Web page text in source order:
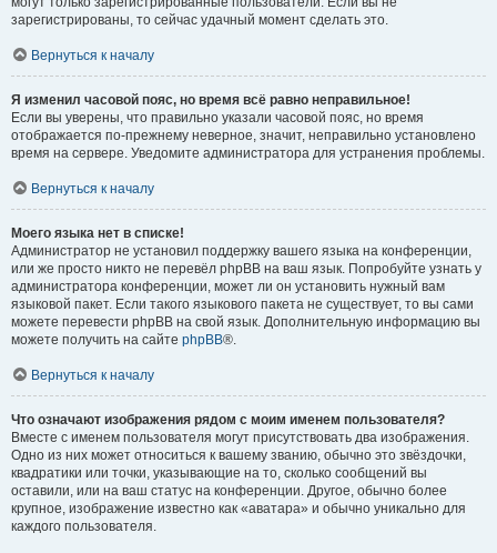
зарегистрированы, то сейчас удачный момент сделать это.
Вернуться к началу
Я изменил часовой пояс, но время всё равно неправильное!
Если вы уверены, что правильно указали часовой пояс, но время
отображается по-прежнему неверное, значит, неправильно установлено
время на сервере. Уведомите администратора для устранения проблемы.
Вернуться к началу
Моего языка нет в списке!
Администратор не установил поддержку вашего языка на конференции,
или же просто никто не перевёл phpBB на ваш язык. Попробуйте узнать у
администратора конференции, может ли он установить нужный вам
языковой пакет. Если такого языкового пакета не существует, то вы сами
можете перевести phpBB на свой язык. Дополнительную информацию вы
можете получить на сайте phpBB®.
Вернуться к началу
Что означают изображения рядом с моим именем пользователя?
Вместе с именем пользователя могут присутствовать два изображения.
Одно из них может относиться к вашему званию, обычно это звёздочки,
квадратики или точки, указывающие на то, сколько сообщений вы
оставили, или на ваш статус на конференции. Другое, обычно более
крупное, изображение известно как «аватара» и обычно уникально для
каждого пользователя.